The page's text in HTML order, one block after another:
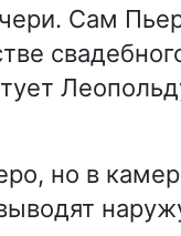
Сам
но в